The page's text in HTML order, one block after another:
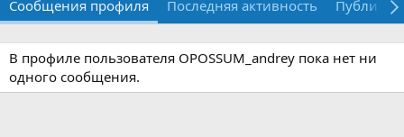
Сообщения профиля Последняя активность
В профиле пользователя OPOSSUM_andrey пока нет ни
одного сообщения.